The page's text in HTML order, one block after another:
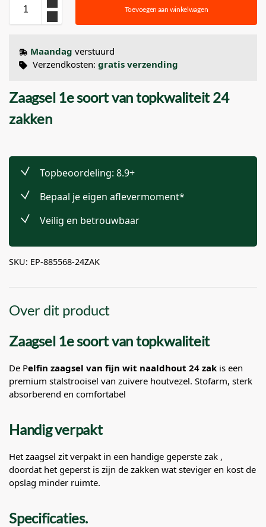
Toevoegen aan winkelwagen
Maandag verstuurd
Verzendkosten: gratis verzending
Zaagsel 1e soort van topkwaliteit 24
zakken
Topbeoordeling: 8.9+
Bepaal je eigen aflevermoment*
Veilig en betrouwbaar
SKU: EP-885568-24ZAK
Over dit product
Zaagsel 1e soort van topkwaliteit
De Pelfin zaagsel van fijn wit naaldhout 24 zak is een
premium stalstrooisel van zuivere houtvezel. Stofarm, sterk
absorberend en comfortabel
Handig verpakt
Het zaagsel zit verpakt in een handige geperste zak ,
doordat het geperst is zijn de zakken wat steviger en kost de
opslag minder ruimte.
Specificaties.